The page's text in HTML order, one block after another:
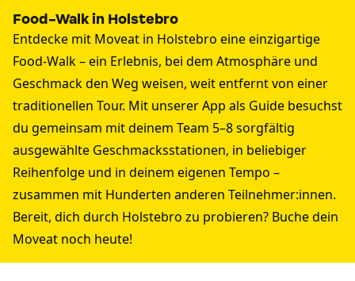
Food-Walk in Holstebro
Entdecke mit Moveat in Holstebro eine einzigartige
Food-Walk – ein Erlebnis, bei dem Atmosphäre und
Geschmack den Weg weisen, weit entfernt von einer
traditionellen Tour. Mit unserer App als Guide besuchst
du gemeinsam mit deinem Team 5–8 sorgfältig
ausgewählte Geschmacksstationen, in beliebiger
Reihenfolge und in deinem eigenen Tempo –
zusammen mit Hunderten anderen Teilnehmer:innen.
Bereit, dich durch Holstebro zu probieren? Buche dein
Moveat noch heute!